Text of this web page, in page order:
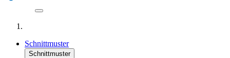
Schnittmuster
Schnittmuster